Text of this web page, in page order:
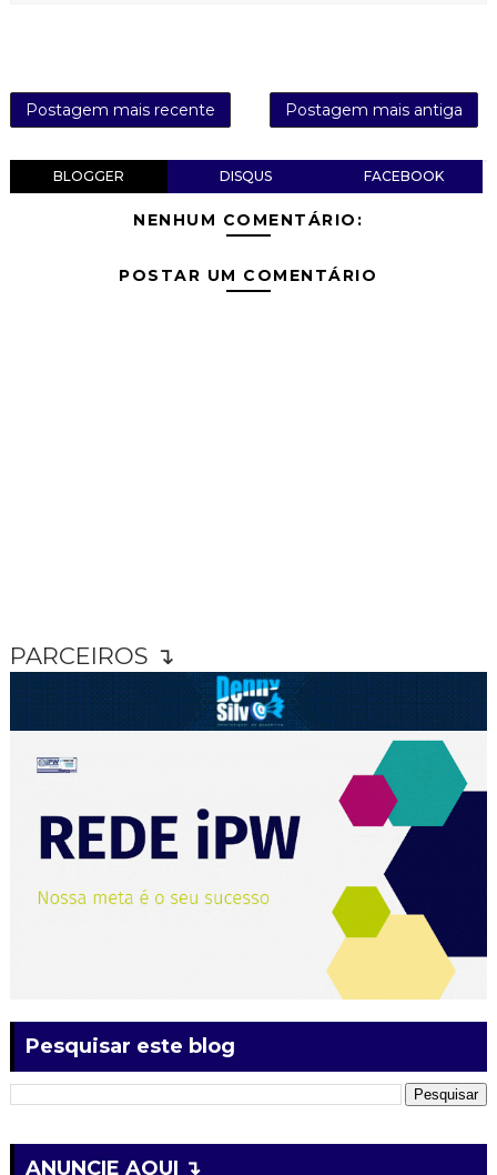
Postagem mais recente Postagem mais antiga
BLOGGER DISQUS FACEBOOK
NENHUM COMENTÁRIO:
POSTAR UM COMENTÁRIO
PARCEIROS ↴
Pesquisar este blog
ANUNCIE AQUI ↴